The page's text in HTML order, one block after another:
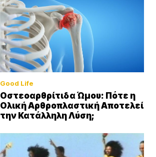
Good Life
Οστεοαρθρίτιδα Ώμου: Πότε η
Ολική Αρθροπλαστική Αποτελεί
την Κατάλληλη Λύση;